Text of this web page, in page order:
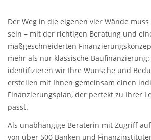
Der Weg in die eigenen vier Wände
sein – mit der richtigen Beratung und
maßgeschneiderten
mehr als nur klassische
identifizieren wir Ihre Wünsche und
erstellen mit Ihnen gemeinsam einen
Finanzierungsplan, der perfekt zu Ihrer
passt.
Als unabhängige Beraterin mit Zugriff
von über 500 Banken und